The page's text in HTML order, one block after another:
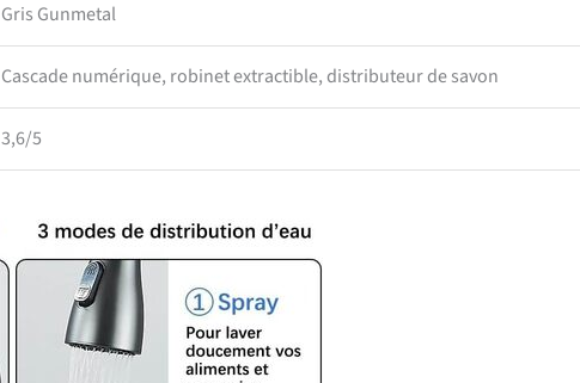
Gris Gunmetal
Cascade numérique, robinet extractible, distributeur de savon
3,6/5